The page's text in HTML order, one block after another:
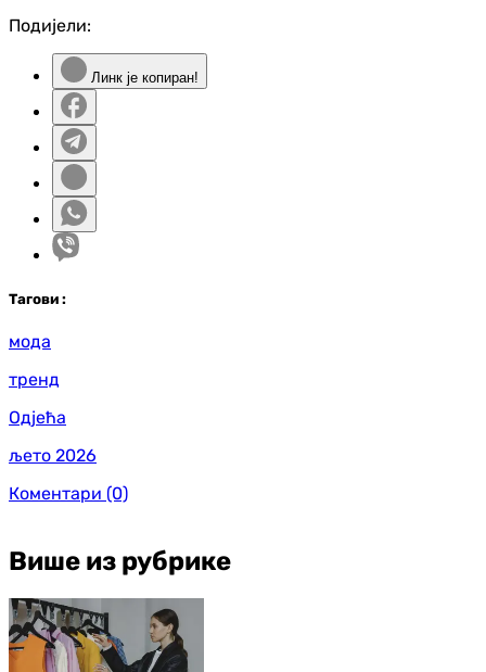
Подијели:
Линк је копиран!
Тагови :
мода
тренд
Одјећа
љето 2026
Коментари (0)
Више из рубрике